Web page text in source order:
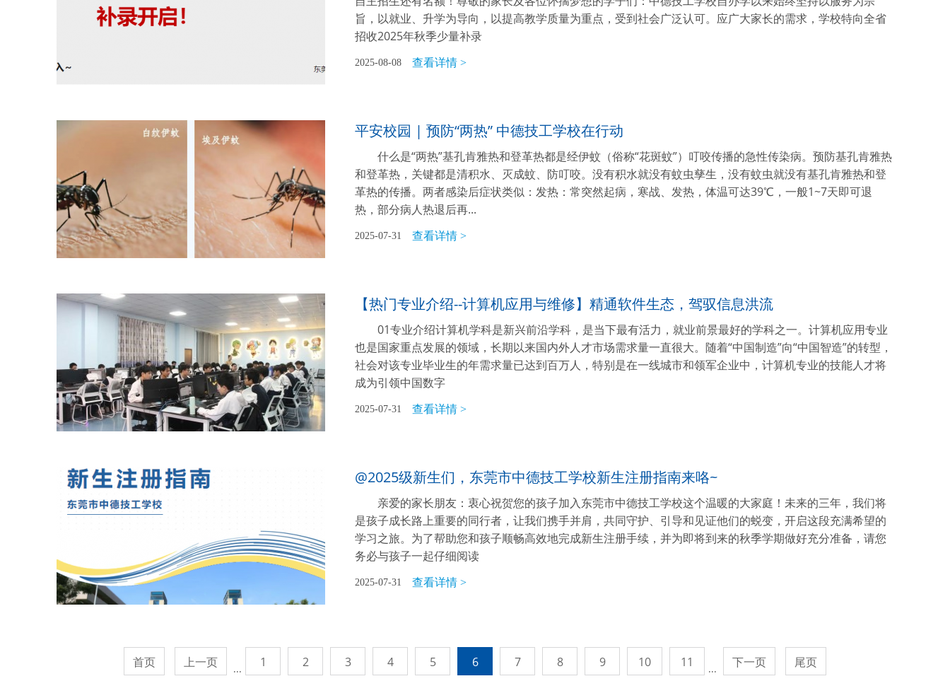
旨，以就业、升学为导向，以提高教学质量为重点，受到社会广泛认可。应广大家长的需求，学校特向全省
招收2025年秋季少量补录
查看详情 >
2025-08-08
平安校园 | 预防“两热” 中德技工学校在行动
什么是“两热”基孔肯雅热和登革热都是经伊蚊（俗称“花斑蚊”）叮咬传播的急性传染病。预防基孔肯雅热
和登革热，关键都是清积水、灭成蚊、防叮咬。没有积水就没有蚊虫孳生，没有蚊虫就没有基孔肯雅热和登
革热的传播。两者感染后症状类似：发热：常突然起病，寒战、发热，体温可达39℃，一般1~7天即可退
热，部分病人热退后再...
查看详情 >
2025-07-31
【热门专业介绍--计算机应用与维修】精通软件生态，驾驭信息洪流
01专业介绍计算机学科是新兴前沿学科，是当下最有活力，就业前景最好的学科之一。计算机应用专业
也是国家重点发展的领域，长期以来国内外人才市场需求量一直很大。随着“中国制造”向“中国智造”的转型，
社会对该专业毕业生的年需求量已达到百万人，特别是在一线城市和领军企业中，计算机专业的技能人才将
成为引领中国数字
查看详情 >
2025-07-31
@2025级新生们，东莞市中德技工学校新生注册指南来咯~
亲爱的家长朋友：衷心祝贺您的孩子加入东莞市中德技工学校这个温暖的大家庭！未来的三年，我们将
是孩子成长路上重要的同行者，让我们携手并肩，共同守护、引导和见证他们的蜕变，开启这段充满希望的
学习之旅。为了帮助您和孩子顺畅高效地完成新生注册手续，并为即将到来的秋季学期做好充分准备，请您
务必与孩子一起仔细阅读
查看详情 >
2025-07-31
首页 上一页
···
1 2 3 4 5 6 7 8 9 10 11
···
下一页 尾页